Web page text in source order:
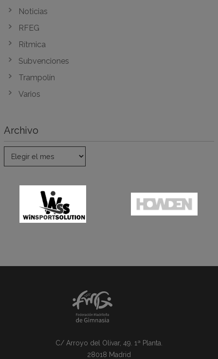
Noticias
RFEG
Rítmica
Subvenciones
Trampolín
Varios
Archivo
C/ Arroyo del Olivar, 49. 1ª Planta.
28018 Madrid